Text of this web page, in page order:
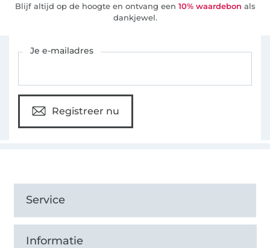
Blijf altijd op de hoogte en ontvang een 10% waardebon als
dankjewel.
Je e-mailadres
Registreer nu
Service
Informatie